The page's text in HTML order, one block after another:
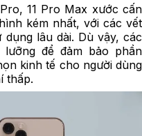
Pro, 11 Pro Max xước cấn
kém nhất, với các vết
lâu dài. Dù vậy, các
để đảm bảo phần
kinh tế cho người dùng
thấp.